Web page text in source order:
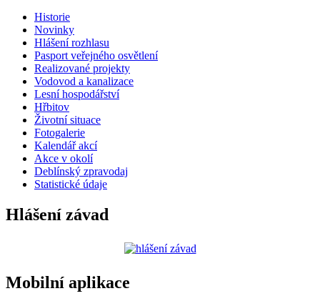
Historie
Novinky
Hlášení rozhlasu
Pasport veřejného osvětlení
Realizované projekty
Vodovod a kanalizace
Lesní hospodářství
Hřbitov
Životní situace
Fotogalerie
Kalendář akcí
Akce v okolí
Deblínský zpravodaj
Statistické údaje
Hlášení závad
Mobilní aplikace